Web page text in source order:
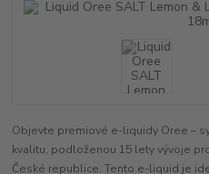
Objevte premiové e-liquidy Oree –
kvalitu, podloženou 15 lety vývoje
České republice. Tento e-liquid je